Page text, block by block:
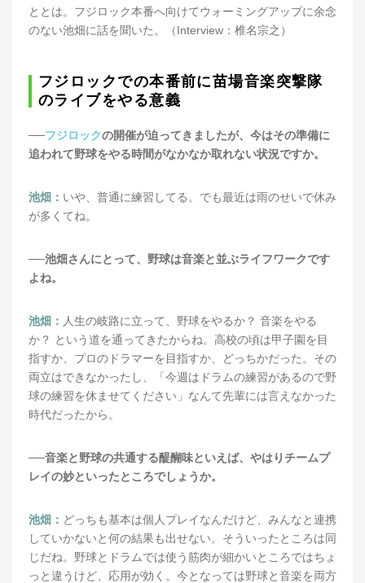
ととは。フジロック本番へ向けてウォーミングアップに余念
のない池畑に話を聞いた。（Interview：椎名宗之）
フジロックでの本番前に苗場音楽突撃隊
のライブをやる意義
──フジロックの開催が迫ってきましたが、今はその準備に
追われて野球をやる時間がなかなか取れない状況ですか。
池畑： いや、普通に練習してる。でも最近は雨のせいで休み
が多くてね。
──池畑さんにとって、野球は音楽と並ぶライフワークです
よね。
池畑： 人生の岐路に立って、野球をやるか？ 音楽をやる
か？ という道を通ってきたからね。高校の頃は甲子園を目
指すか、プロのドラマーを目指すか、どっちかだった。その
両立はできなかったし、「今週はドラムの練習があるので野
球の練習を休ませてください」なんて先輩には言えなかった
時代だったから。
──音楽と野球の共通する醍醐味といえば、やはりチームプ
レイの妙といったところでしょうか。
池畑： どっちも基本は個人プレイなんだけど、みんなと連携
していかないと何の結果も出せない。そういったところは同
じだね。野球とドラムでは使う筋肉が細かいところではちょ
っと違うけど、応用が効く。今となっては野球と音楽を両方